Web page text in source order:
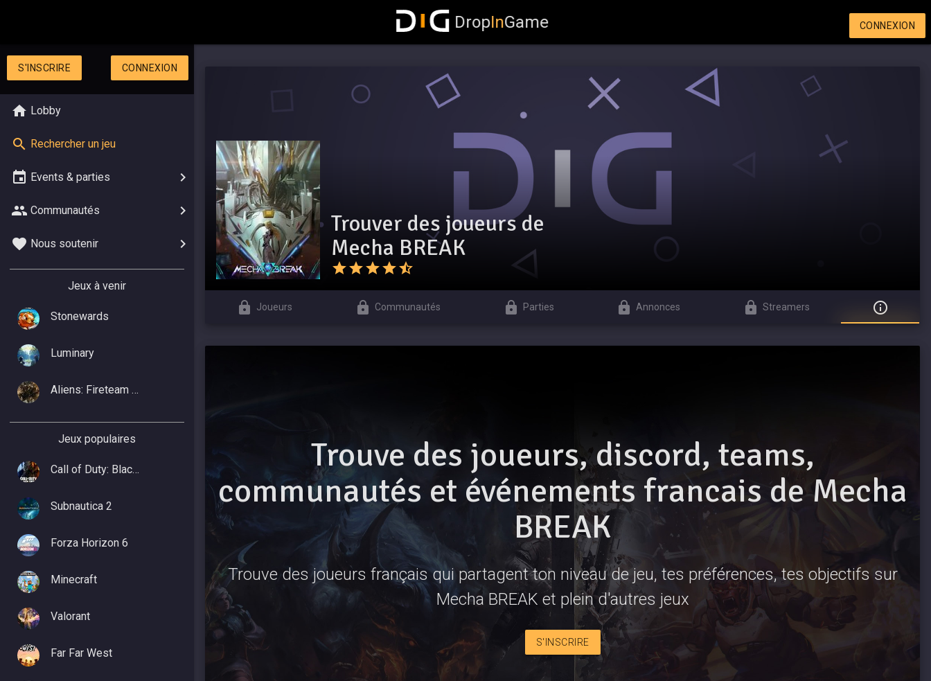
DropInGame CONNEXION
S'INSCRIRE CONNEXION
Lobby
Rechercher un jeu
Events & parties
Communautés
Nous soutenir
Jeux à venir
Stonewards
Luminary
Aliens: Fireteam Elite 2
Jeux populaires
Call of Duty: Black Ops 7
Subnautica 2
Forza Horizon 6
Minecraft
Valorant
Far Far West
Trouver des joueurs de
Mecha BREAK
Joueurs Communautés Parties Annonces Streamers
Trouve des joueurs, discord, teams,
communautés et événements francais de Mecha
BREAK
Trouve des joueurs français qui partagent ton niveau de jeu, tes préférences, tes objectifs sur
Mecha BREAK et plein d'autres jeux
S'INSCRIRE